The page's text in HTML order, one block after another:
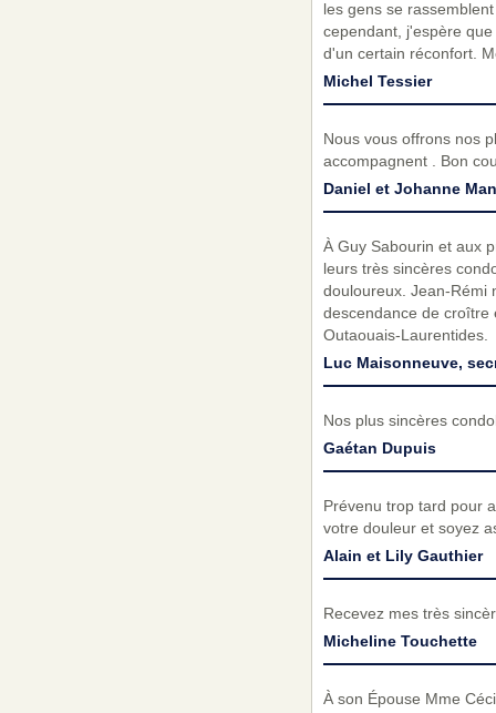
les gens se
cependant, j'espère
d'un certain réconfort.
Michel Tessier
Nous vous offrons nos
accompagnent . Bon
Daniel et Johanne
À Guy Sabourin et aux
leurs très sincères
douloureux. Jean-Rémi
descendance de croître
Outaouais-Laurentides.
Luc Maisonneuve,
Nos plus sincères
Gaétan Dupuis
Prévenu trop tard pour
votre douleur et soyez
Alain et Lily Gauthier
Recevez mes très
Micheline Touchette
À son Épouse Mme